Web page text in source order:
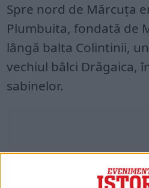
Spre nord de Mărcuţa
Plumbuita, fondată de
lângă balta Colintinii,
vechiul bâlci Drăgaica,
sabinelor.